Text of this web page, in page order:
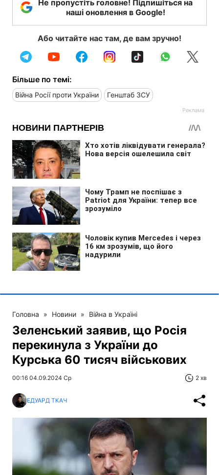
Не пропустіть головне! Підпишіться на
наші оновлення в Google!
Або читайте нас там, де вам зручно!
Більше по темі:
Війна Росії проти України Генштаб ЗСУ
Головна » Новини » Війна в Україні
Зеленський заявив, що Росія
перекинула з України до
Курська 60 тисяч військових
00:16 04.09.2024 Ср 2 хв
ЕДУАРД ТКАЧ